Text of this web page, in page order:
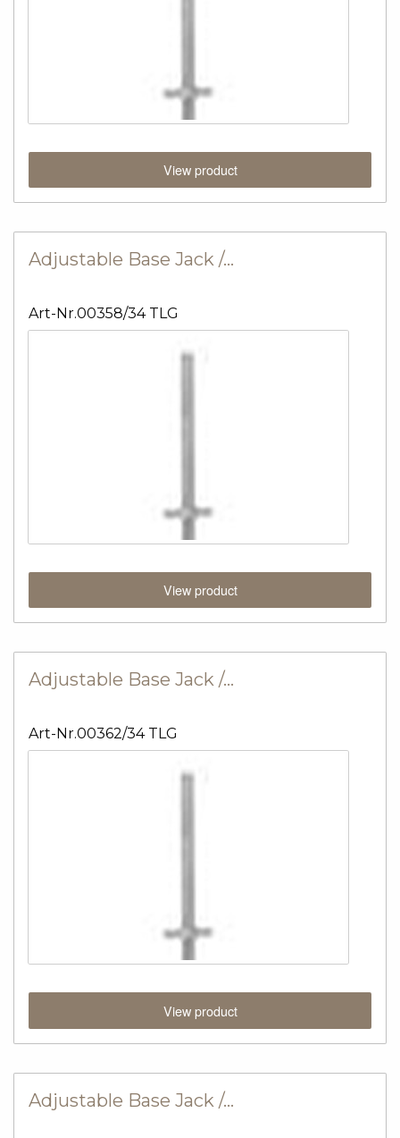
View product
Adjustable Base Jack /…
Art-Nr.00358/34 TLG
View product
Adjustable Base Jack /…
Art-Nr.00362/34 TLG
View product
Adjustable Base Jack /…